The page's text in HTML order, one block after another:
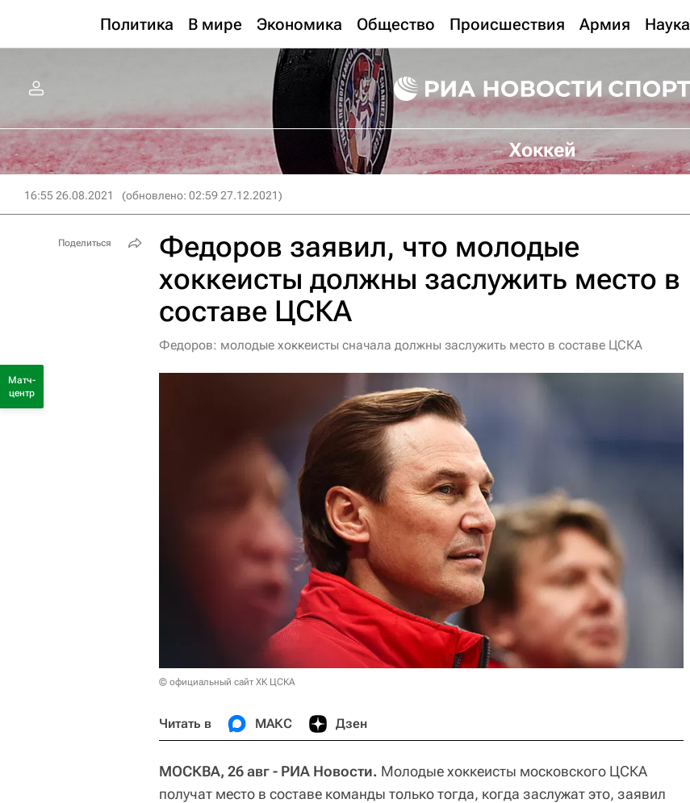
Политика В мире Экономика Общество Происшествия Армия Наука
Хоккей
16:55 26.08.2021 (обновлено: 02:59 27.12.2021)
Федоров заявил, что молодые
хоккеисты должны заслужить место в
составе ЦСКА
Федоров: молодые хоккеисты сначала должны заслужить место в составе ЦСКА
© официальный сайт ХК ЦСКА
Читать в МАКС Дзен
МОСКВА, 26 авг - РИА Новости. Молодые хоккеисты московского ЦСКА
получат место в составе команды только тогда, когда заслужат это, заявил
Поделиться
Матч-
центр